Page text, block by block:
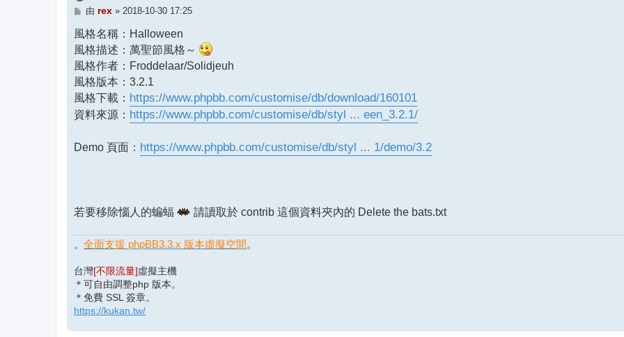
文
由 rex» 2018-10-30 17:25
風格名稱：Halloween
風格描述：萬聖節風格～
風格作者：Froddelaar/Solidjeuh
風格版本：3.2.1
風格下載： https://www.phpbb.com/customise/db/download/160101
資料來源： https://www.phpbb.com/customise/db/styl ... een_3.2.1/
Demo 頁面： https://www.phpbb.com/customise/db/styl ... 1/demo/3.2
若要移除惱人的蝙蝠 請讀取於 contrib 這個資料夾內的 Delete the bats.txt
。 全面支援 phpBB3.3.x 版本虛擬空間。
台灣[不限流量]虛擬主機
＊可自由調整php 版本。
＊免費 SSL 簽章。
https://kukan.tw/